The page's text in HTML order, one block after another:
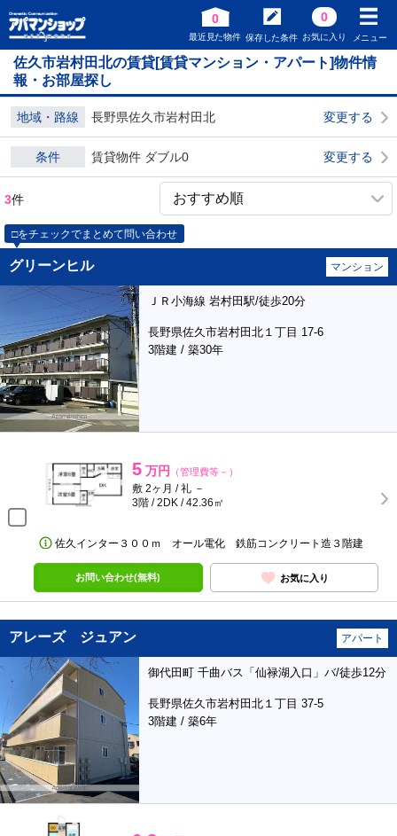
0
最近見た物件 保存した条件
0
お気に入り メニュー
佐久市岩村田北の賃貸[賃貸マンション・アパート]物件情
報・お部屋探し
地域・路線 長野県佐久市岩村田北 変更する
条件 賃貸物件 ダブル0 変更する
3件
□をチェックでまとめて問い合わせ
グリーンヒル マンション
ＪＲ小海線 岩村田駅/徒歩20分
長野県佐久市岩村田北１丁目 17-6
3階建 / 築30年
5 万円 （管理費等－）
敷 2ヶ月 / 礼 －
3階 / 2DK / 42.36㎡
佐久インター３００ｍ オール電化 鉄筋コンクリート造３階建
お問い合わせ(無料) お気に入り
アレーズ ジュアン アパート
御代田町 千曲バス「仙禄湖入口」バ/徒歩12分
長野県佐久市岩村田北１丁目 37-5
3階建 / 築6年